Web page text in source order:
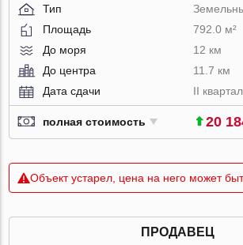
Тип
Площадь
792.0 м²
До моря
12 км
До центра
11.7 км
Дата сдачи
II
полная стоимость 20
Объект устарел, цена на него может
ПРОДАВЕЦ